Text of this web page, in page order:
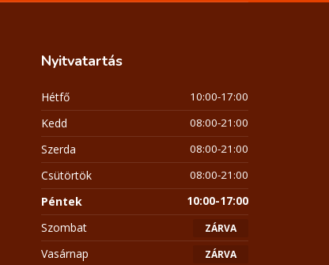
Nyitvatartás
Hétfő 10:00-17:00
Kedd 08:00-21:00
Szerda 08:00-21:00
Csütörtök 08:00-21:00
Péntek 10:00-17:00
Szombat ZÁRVA
Vasárnap ZÁRVA